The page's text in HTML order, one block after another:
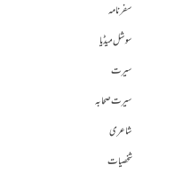
سفرنامہ
سوشل میڈیا
سیرت
سیرت صحابہ
شاعری
شخصیات